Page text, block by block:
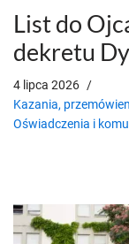
List do
dekretu
4 lipca 2026
Kazania,
Oświadczenia i